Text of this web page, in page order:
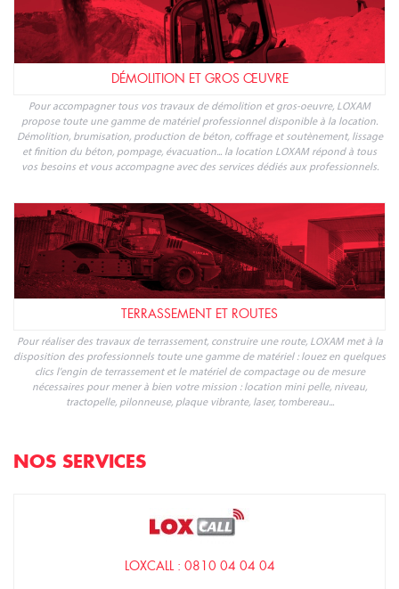
DÉMOLITION ET GROS ŒUVRE
Pour accompagner tous vos travaux de démolition et gros-oeuvre, LOXAM
propose toute une gamme de matériel professionnel disponible à la location.
Démolition, brumisation, production de béton, coffrage et soutènement, lissage
et finition du béton, pompage, évacuation... la location LOXAM répond à tous
vos besoins et vous accompagne avec des services dédiés aux professionnels.
TERRASSEMENT ET ROUTES
Pour réaliser des travaux de terrassement, construire une route, LOXAM met à la
disposition des professionnels toute une gamme de matériel : louez en quelques
clics l'engin de terrassement et le matériel de compactage ou de mesure
nécessaires pour mener à bien votre mission : location mini pelle, niveau,
tractopelle, pilonneuse, plaque vibrante, laser, tombereau...
NOS SERVICES
LOXCALL : 0810 04 04 04